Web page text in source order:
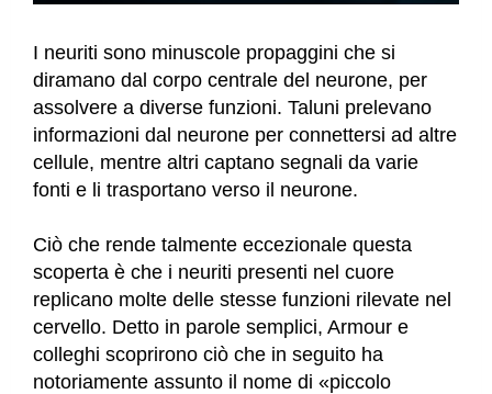
I neuriti sono minuscole propaggini che si
diramano dal corpo centrale del neurone, per
assolvere a diverse funzioni. Taluni prelevano
informazioni dal neurone per connettersi ad altre
cellule, mentre altri captano segnali da varie
fonti e li trasportano verso il neurone.
Ciò che rende talmente eccezionale questa
scoperta è che i neuriti presenti nel cuore
replicano molte delle stesse funzioni rilevate nel
cervello. Detto in parole semplici, Armour e
colleghi scoprirono ciò che in seguito ha
notoriamente assunto il nome di «piccolo